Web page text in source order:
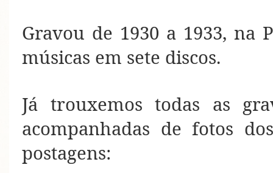
Gravou de 1930 a 1933, na
músicas em sete discos.
Já trouxemos todas as
acompanhadas de fotos
postagens: